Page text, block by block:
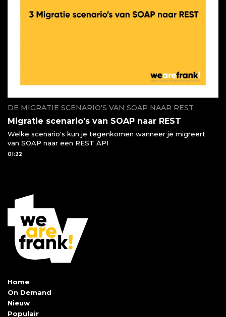
DE MIGRATIE SCENARIO'S VAN SOAP NAAR REST
Migratie scenario's van SOAP naar REST
Welke scenario's kun je tegenkomen wanneer je migreert
van SOAP naar een REST API
01:22
Home
On Demand
Nieuw
Populair